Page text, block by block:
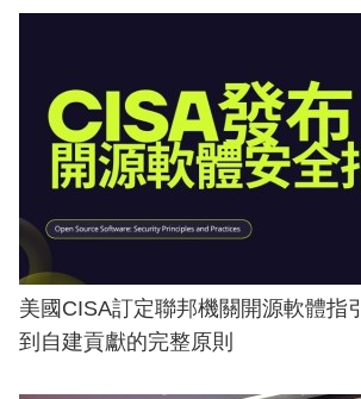
美國CISA訂定聯邦機關開源軟體指
到自建貢獻的完整原則